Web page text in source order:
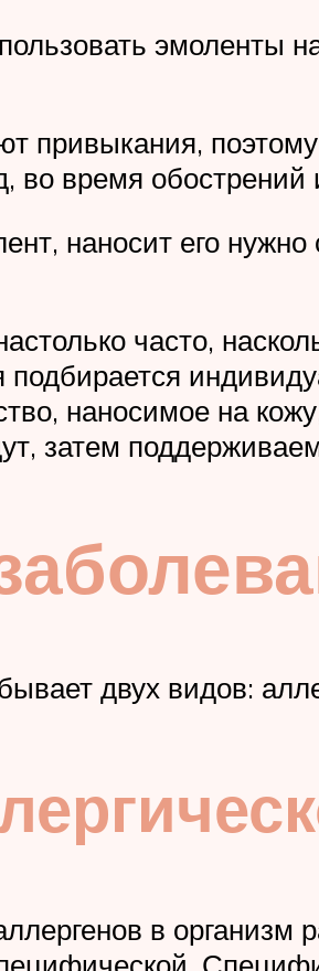
эмоленты
привыкания,
во время обострений
наносит его
часто,
подбирается
наносимое на
затем
двух видов:
в организм